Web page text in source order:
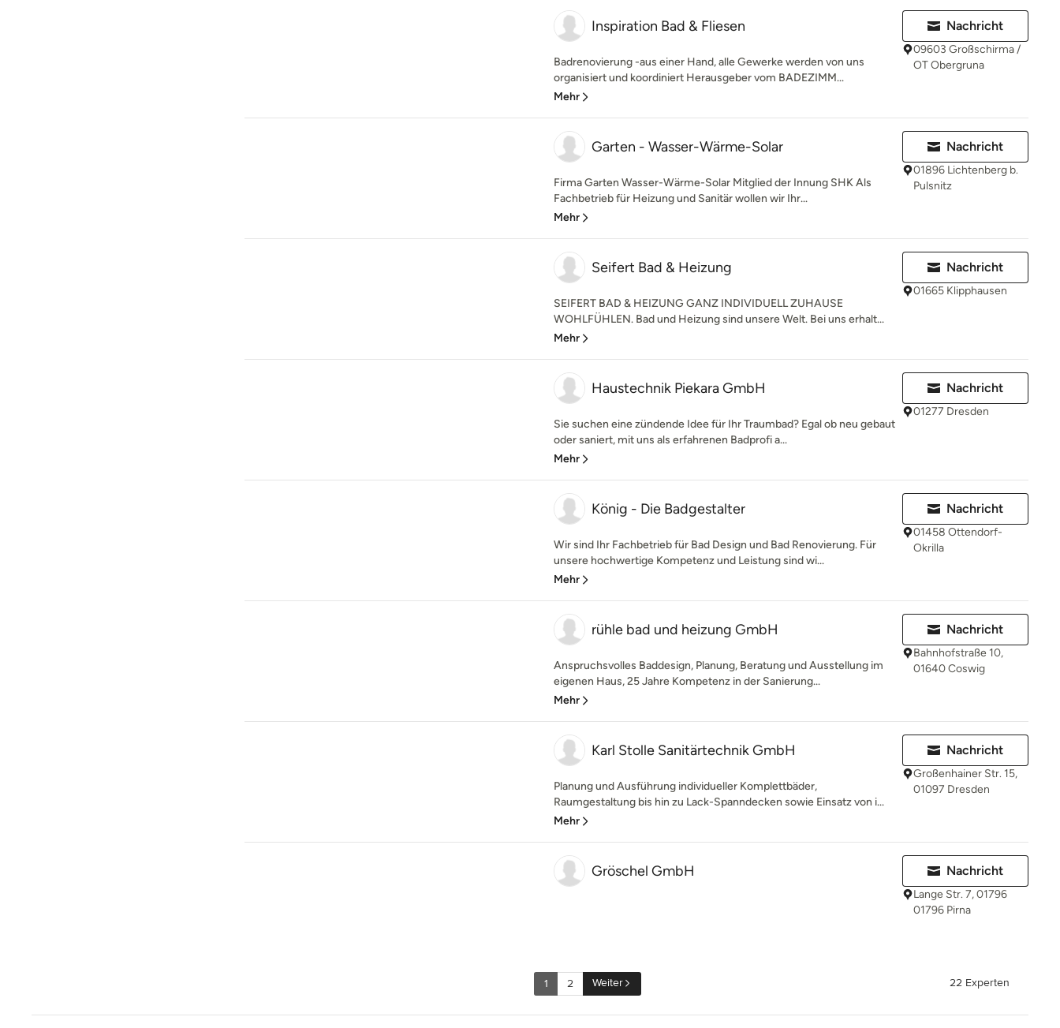
Inspiration Bad & Fliesen
Badrenovierung -aus einer Hand, alle Gewerke werden von uns
organisiert und koordiniert Herausgeber vom BADEZIMM...
Mehr
Nachricht
09603 Großschirma /
OT Obergruna
Garten - Wasser-Wärme-Solar
Firma Garten Wasser-Wärme-Solar Mitglied der Innung SHK Als
Fachbetrieb für Heizung und Sanitär wollen wir Ihr...
Mehr
Nachricht
01896 Lichtenberg b.
Pulsnitz
Seifert Bad & Heizung
SEIFERT BAD & HEIZUNG GANZ INDIVIDUELL ZUHAUSE
WOHLFÜHLEN. Bad und Heizung sind unsere Welt. Bei uns erhalt...
Mehr
Nachricht
01665 Klipphausen
Haustechnik Piekara GmbH
Sie suchen eine zündende Idee für Ihr Traumbad? Egal ob neu gebaut
oder saniert, mit uns als erfahrenen Badprofi a...
Mehr
Nachricht
01277 Dresden
König - Die Badgestalter
Wir sind Ihr Fachbetrieb für Bad Design und Bad Renovierung. Für
unsere hochwertige Kompetenz und Leistung sind wi...
Mehr
Nachricht
01458 Ottendorf-
Okrilla
rühle bad und heizung GmbH
Anspruchsvolles Baddesign, Planung, Beratung und Ausstellung im
eigenen Haus, 25 Jahre Kompetenz in der Sanierung...
Mehr
Nachricht
Bahnhofstraße 10,
01640 Coswig
Karl Stolle Sanitärtechnik GmbH
Planung und Ausführung individueller Komplettbäder,
Raumgestaltung bis hin zu Lack-Spanndecken sowie Einsatz von i...
Mehr
Nachricht
Großenhainer Str. 15,
01097 Dresden
Gröschel GmbH Nachricht
Lange Str. 7, 01796
01796 Pirna
1 2 Weiter 22 Experten